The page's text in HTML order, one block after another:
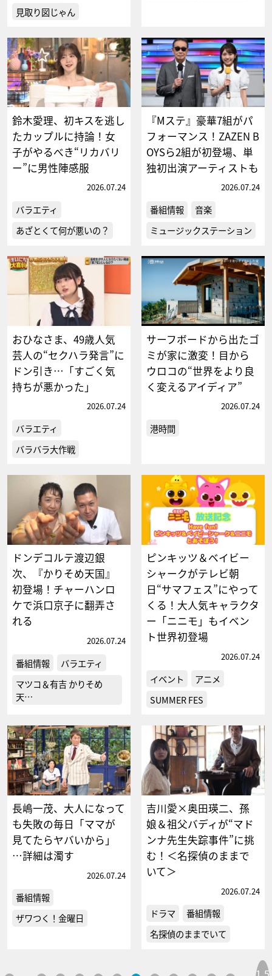
見取り図じゃん
鈴木愛理、初キスを逃し
たカップルに持論！女
子がやるべき“リカバリ
ー”に男性陣感服
2026.07.24
バラエティ
あざとくて何が悪いの？
『Mステ』豪華7組がパ
フォーマンス！ZAZEN B
OYSら2組が初登場、単
独初出演アーティストも
2026.07.24
番組情報
音楽
ミュージックステーション
おひなさま、49歳人気
芸人の“セクハラ発言”に
ドン引き…「すごく気
持ちが悪かった」
2026.07.24
バラエティ
バラバラ大作戦
サーフボードから出たゴ
ミが家に激変！目から
ウロコの“世界をより良
く変えるアイディア”
2026.07.24
港時間
ドンデコルテ渡辺銀
次、『かりそめ天国』
初登場！チャーハンロ
ケで浜口京子に翻弄さ
れる
2026.07.24
番組情報
バラエティ
マツコ＆有吉 かりそめ
天…
ピンキッツ＆ベイビー
シャークがテレビ朝
日“サマフェス”にやって
くる！大人気キャラクタ
ー「ニニモ」もイベン
ト世界初登場
2026.07.24
イベント
アニメ
SUMMER FES
長嶋一茂、大人になって
も失敗の毎日「ママが
見てたらヤバいから」
…詳細は濁す
2026.07.24
番組情報
ザワつく！金曜日
吉川愛×奥田瑛二、孫
娘＆祖父バディが“マド
ンナ先生失踪事件”に挑
む！＜名探偵のままで
いて＞
2026.07.24
ドラマ
番組情報
名探偵のままでいて